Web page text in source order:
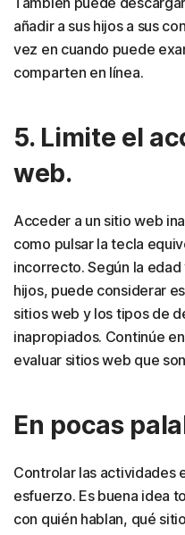
añadir a sus hijos a sus
vez en cuando puede
comparten en línea.
5. Limite el
web.
Acceder a un sitio web
como pulsar la tecla
incorrecto. Según la
hijos, puede considerar
sitios web y los tipos de
inapropiados. Continúe
evaluar sitios web que
En pocas
Controlar las actividades
esfuerzo. Es buena idea
con quién hablan, qué